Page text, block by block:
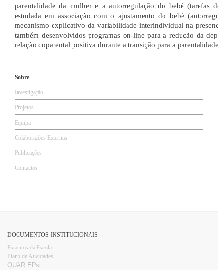
parentalidade da mulher e a autorregulação do bebé (tarefas
estudada em associação com o ajustamento do bebé
mecanismo explicativo da variabilidade interindividual na
também desenvolvidos programas on-line para a redução da
relação coparental positiva durante a transição para a
Sobre
Investigação
Projetos
Equipa
Colaborações Externas
Publicações
Contactos
DOCUMENTOS INSTITUCIONAIS
Estatutos da Escola
Plano d​e Atividades
QUAR EPsi